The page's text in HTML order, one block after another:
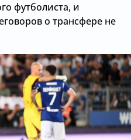
футболиста, и
о трансфере не